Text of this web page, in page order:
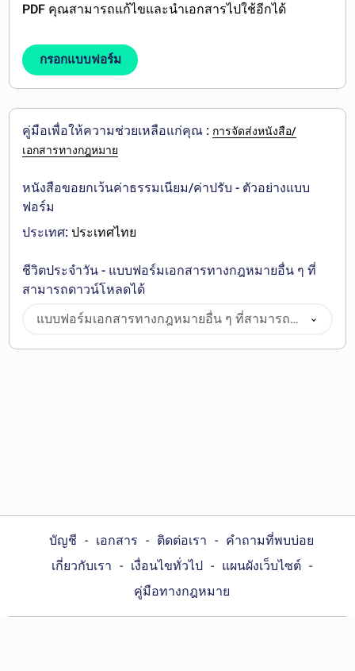
PDF คุณสามารถแก้ไขและนำเอกสารไปใช้อีกได้
กรอกแบบฟอร์ม
คู่มือเพื่อให้ความช่วยเหลือแก่คุณ : การจัดส่งหนังสือ/
เอกสารทางกฎหมาย
หนังสือขอยกเว้นค่าธรรมเนียม/ค่าปรับ - ตัวอย่างแบบ
ฟอร์ม
ประเทศ: ประเทศไทย
ชีวิตประจำวัน - แบบฟอร์มเอกสารทางกฎหมายอื่น ๆ ที่
สามารถดาวน์โหลดได้
แบบฟอร์มเอกสารทางกฎหมายอื่น ๆ ที่สามารถ
ดาวน์โหลดได้
บัญชี เอกสาร ติดต่อเรา
คำถามที่พบบ่อย
เกี่ยวกับเรา
เงื่อนไขทั่วไป
แผนผังเว็บไซต์
คู่มือทางกฎหมาย